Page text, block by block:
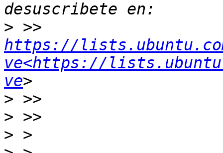
>
https://
ve<https://
ve
>
>
>